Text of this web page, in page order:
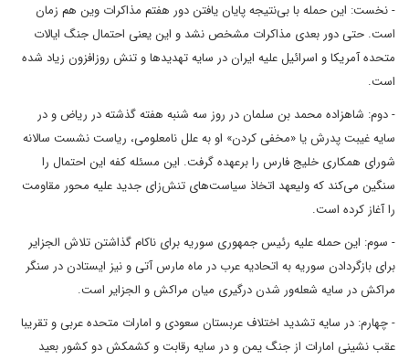
- نخست: این حمله با بی‌نتیجه پایان یافتن دور هفتم مذاکرات وین هم زمان
است. حتی دور بعدی مذاکرات مشخص نشد و این یعنی احتمال جنگ ایالات
متحده آمریکا و اسرائیل علیه ایران در سایه تهدیدها و تنش روزافزون زیاد شده
است.
- دوم: شاهزاده محمد بن سلمان در روز سه شنبه هفته گذشته در ریاض و در
سایه غیبت پدرش یا «مخفی کردن» او به علل نامعلومی، ریاست نشست سالانه
شورای همکاری خلیج فارس را برعهده گرفت. این مسئله کفه‌ این احتمال را
سنگین می‌کند که ولیعهد اتخاذ سیاست‌های تنش‌زای جدید علیه محور مقاومت
را آغاز کرده است.
- سوم: این حمله علیه رئیس جمهوری سوریه برای ناکام گذاشتن تلاش الجزایر
برای بازگردادن سوریه به اتحادیه عرب در ماه مارس آتی و نیز ایستادن در سنگر
مراکش در سایه شعله‌ور شدن درگیری میان مراکش و الجزایر است.
- چهارم: در سایه تشدید اختلاف عربستان سعودی و امارات متحده عربی و تقریبا
عقب نشینی امارات از جنگ یمن و در سایه رقابت و کشمکش دو کشور بعید